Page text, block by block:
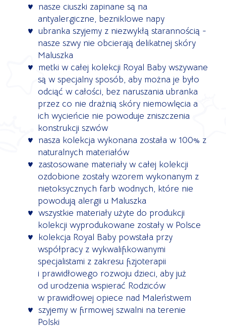
nasze ciuszki zapinane są na
antyalergiczne, bezniklowe napy
ubranka szyjemy z niezwykłą starannością -
nasze szwy nie obcierają delikatnej skóry
Maluszka
metki w całej kolekcji Royal Baby wszywane
są w specjalny sposób, aby można je było
odciąć w całości, bez naruszania ubranka
przez co nie drażnią skóry niemowlęcia a
ich wycieńcie nie powoduje zniszczenia
konstrukcji szwów
nasza kolekcja wykonana została w 100% z
naturalnych materiałów
zastosowane materiały w całej kolekcji
ozdobione zostały wzorem wykonanym z
nietoksycznych farb wodnych, które nie
powodują alergii u Maluszka
wszystkie materiały użyte do produkcji
kolekcji wyprodukowane zostały w Polsce
kolekcja Royal Baby powstała przy
współpracy z wykwalifikowanymi
specjalistami z zakresu fizjoterapii
i prawidłowego rozwoju dzieci, aby już
od urodzenia wspierać Rodziców
w prawidłowej opiece nad Maleństwem
szyjemy w firmowej szwalni na terenie
Polski